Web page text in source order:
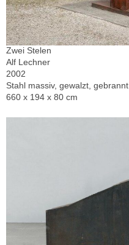
Zwei Stelen
Alf Lechner
2002
Stahl massiv, gewalzt, gebrannt
660 x 194 x 80 cm